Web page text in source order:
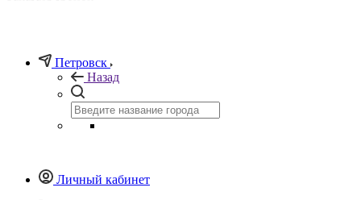
Петровск
Назад
Личный кабинет